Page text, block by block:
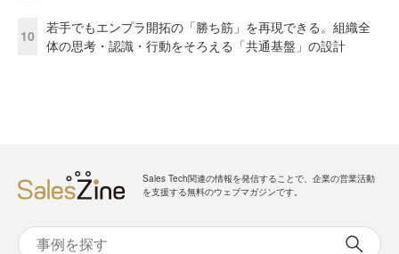
10
若手でもエンプラ開拓の「勝ち筋」を再現できる。組織全
体の思考・認識・行動をそろえる「共通基盤」の設計
Sales Tech関連の情報を発信することで、企業の営業活動
を支援する無料のウェブマガジンです。